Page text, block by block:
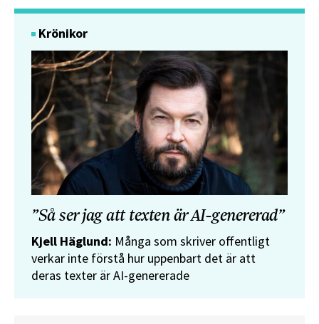
Krönikor
”Så ser jag att texten är AI-genererad”
Kjell Häglund: Många som skriver offentligt
verkar inte förstå hur uppenbart det är att
deras texter är AI-genererade